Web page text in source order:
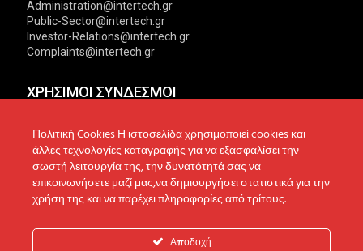
Administration@intertech.gr
Public-Sector@intertech.gr
Investor-Relations@intertech.gr
Complaints@intertech.gr
ΧΡΗΣΙΜΟΙ ΣΥΝΔΕΣΜΟΙ
Δίκτυο συνεργατών
Τεχνική υποστήριξη
Πολιτική Απορρήτου
Πολιτική Cookies
Πολιτική Προστασίας
Δεδομένων
Επικοινωνία
Πολιτική Cookies Η ιστοσελίδα χρησιμοποιεί cookies και
άλλες τεχνολογίες καταγραφής για να εξασφαλίσει την
σωστή λειτουργία της, την δυνατότητά σας να
επικοινωνήσετε μαζί μας,να δημιουργήσει στατιστικά για την
χρήση της και να παρέχει πληροφορίες από τρίτους.
Αποδοχή